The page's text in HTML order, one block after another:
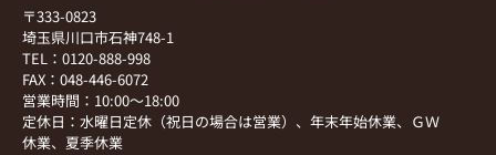
〒333-0823
埼玉県川口市石神748-1
TEL：0120-888-998
FAX：048-446-6072
営業時間：10:00～18:00
定休日：水曜日定休（祝日の場合は営業）、年末年始休業、ＧＷ
休業、夏季休業